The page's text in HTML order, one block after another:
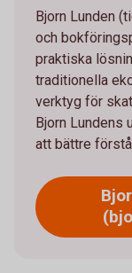
Bjorn Lunden
och
praktiska
traditionella
verktyg för
Bjorn Lundens
att bättre